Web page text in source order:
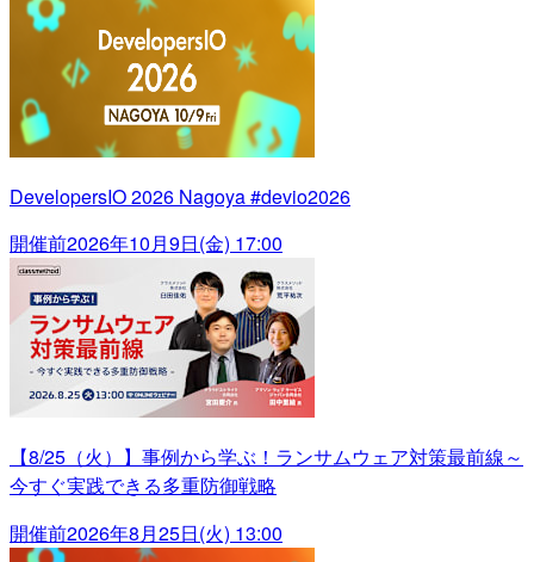
DevelopersIO 2026 Nagoya #devio2026
開催前2026年10月9日(金) 17:00
【8/25（火）】事例から学ぶ！ランサムウェア対策最前線～
今すぐ実践できる多重防御戦略
開催前2026年8月25日(火) 13:00